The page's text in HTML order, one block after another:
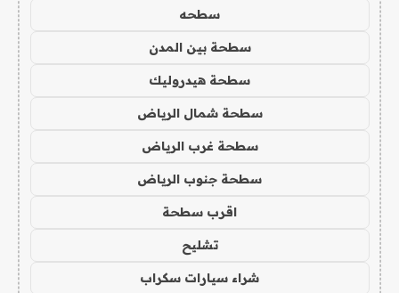
سطحه
سطحة بين المدن
سطحة هيدروليك
سطحة شمال الرياض
سطحة غرب الرياض
سطحة جنوب الرياض
اقرب سطحة
تشليح
شراء سيارات سكراب